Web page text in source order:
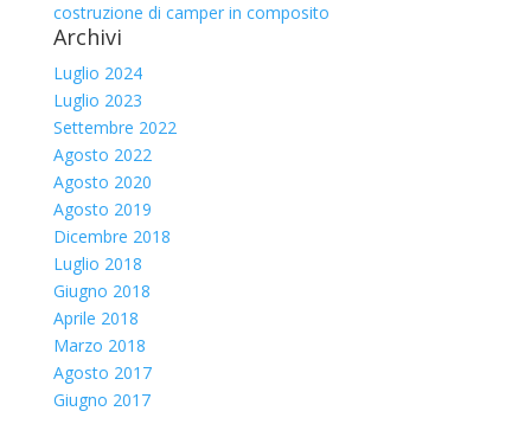
costruzione di camper in composito
Archivi
Luglio 2024
Luglio 2023
Settembre 2022
Agosto 2022
Agosto 2020
Agosto 2019
Dicembre 2018
Luglio 2018
Giugno 2018
Aprile 2018
Marzo 2018
Agosto 2017
Giugno 2017